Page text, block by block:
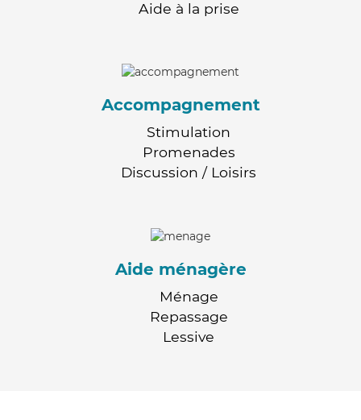
Aide à la prise
Accompagnement
Stimulation
Promenades
Discussion / Loisirs
Aide ménagère
Ménage
Repassage
Lessive